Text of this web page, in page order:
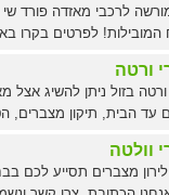
לרכבי מאזדה פורד
המובילות! לפרטים בקרו
ורטה
עד הבית, תיקון מצברים,
וולטה
מצברים תסייע לכם